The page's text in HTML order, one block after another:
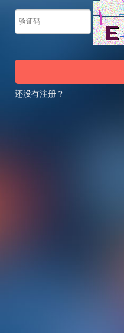
还没有注册？